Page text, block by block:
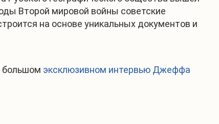
Второй мировой войны советские
на основе уникальных документов и
большом эксклюзивном интервью Джеффа